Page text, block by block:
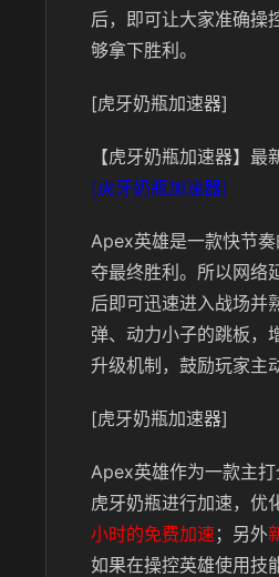
后，即可让大家准确操
够拿下胜利。
[虎牙奶瓶加速器]
【虎牙奶瓶加速器】最
[虎牙奶瓶加速器]
Apex英雄是一款快节
夺最终胜利。所以网络
后即可迅速进入战场并
弹、动力小子的跳板，
升级机制，鼓励玩家主
[虎牙奶瓶加速器]
Apex英雄作为一款主
虎牙奶瓶进行加速，优
小时的免费加速；另外
如果在操控英雄使用技